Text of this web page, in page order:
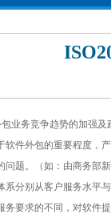
业务竞争趋势的加强
软件外包的重要程度，
问题。（如：由商务部
系分别从客户服务水平
务要求的不同，对软件